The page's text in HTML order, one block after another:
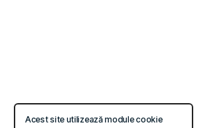
Acest site utilizează module cookie